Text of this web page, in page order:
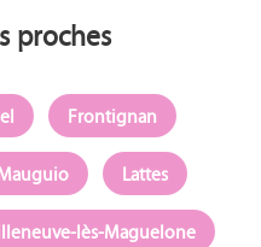
proches
Frontignan
Lattes
lès-Maguelone